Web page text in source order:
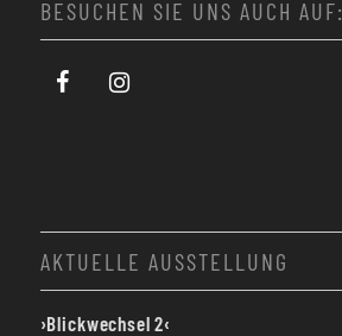
BESUCHEN SIE UNS AUCH AUF:
AKTUELLE AUSSTELLUNG
›Blickwechsel 2‹